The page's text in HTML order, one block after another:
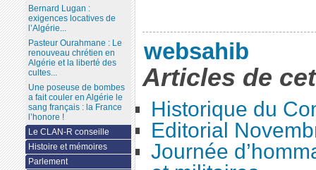
websahib
Articles de
Historique du
Editorial
Journée
Bernard Lugan :
exigences locatives de
l’Algérie...
Pasteur Ourahmane : Le
renouveau chrétien en
Algérie et la liberté des
cultes...
Une poseuse de bombes
a fait couler en Algérie le
sang français : la France
l’honore !
Le CLAN-R conseille
Histoire et mémoires
Parlement